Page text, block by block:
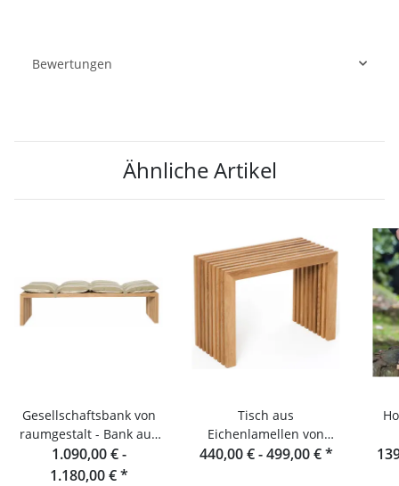
Bewertungen
Ähnliche Artikel
Gesellschaftsbank von
raumgestalt - Bank aus
Eichenlamellen 180 cm
1.090,00 € -
1.180,00 €*
Tisch aus
Eichenlamellen von
raumgestalt
440,00 € -499,00 €*